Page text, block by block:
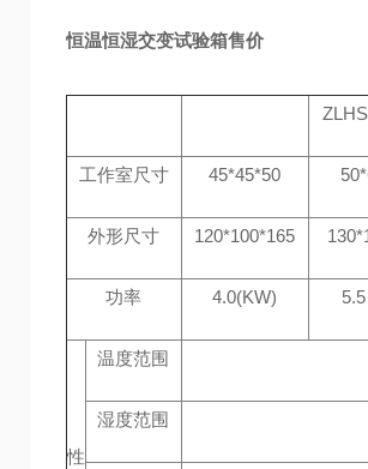
恒温恒湿交变试验箱售价
工作室尺寸 45*45*50
外形尺寸 120*100*165
功率 4.0(KW)
性
温度范围
湿度范围